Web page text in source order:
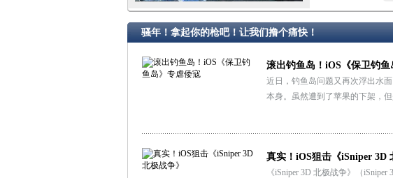
骚年！拿起你的枪吧！让我们撸个痛快！
滚出钓鱼岛！iOS《保卫钓
近日，钓鱼岛问题又再次浮出水
本身。虽然遭到了苹果的下架，
真实！iOS狙击《iSniper 3D
《iSniper 3D 北极战争》（